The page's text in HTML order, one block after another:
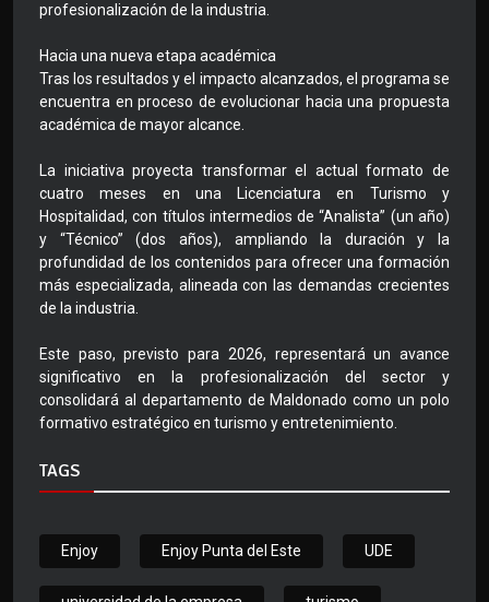
profesionalización de la industria.
Hacia una nueva etapa académica
Tras los resultados y el impacto alcanzados, el programa se
encuentra en proceso de evolucionar hacia una propuesta
académica de mayor alcance.
La iniciativa proyecta transformar el actual formato de
cuatro meses en una Licenciatura en Turismo y
Hospitalidad, con títulos intermedios de “Analista” (un año)
y “Técnico” (dos años), ampliando la duración y la
profundidad de los contenidos para ofrecer una formación
más especializada, alineada con las demandas crecientes
de la industria.
Este paso, previsto para 2026, representará un avance
significativo en la profesionalización del sector y
consolidará al departamento de Maldonado como un polo
formativo estratégico en turismo y entretenimiento.
TAGS
Enjoy Enjoy Punta del Este UDE